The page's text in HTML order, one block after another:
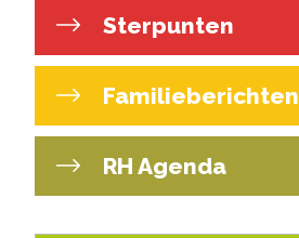
Sterpunten
Familieberichten
RH Agenda